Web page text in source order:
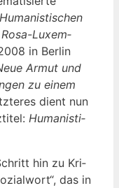
Huma­nis­ti­schen
Rosa-Luxem­
in Ber­lin
Armut und
zu einem
dient nun
Huma­nis­ti­
hin zu Kri­
das in